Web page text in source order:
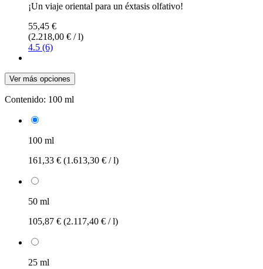
¡Un viaje oriental para un éxtasis olfativo!
55,45 €
(2.218,00 € / l)
4.5 (6)
Ver más opciones
Contenido: 100 ml
100 ml
161,33 € (1.613,30 € / l)
50 ml
105,87 € (2.117,40 € / l)
25 ml